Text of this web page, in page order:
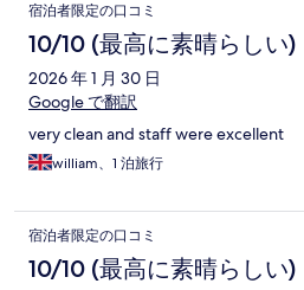
宿泊者限定の口コミ
10/10 (最高に素晴らしい)
2026 年 1 月 30 日
Google で翻訳
very clean and staff were excellent
william、1 泊旅行
宿泊者限定の口コミ
10/10 (最高に素晴らしい)